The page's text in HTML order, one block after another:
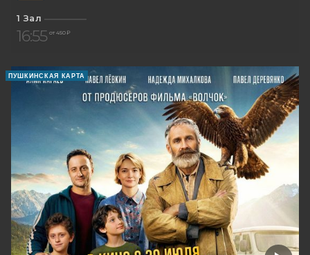
1 Зал
16:55 от 450 ₽
ПУШКИНСКАЯ КАРТА